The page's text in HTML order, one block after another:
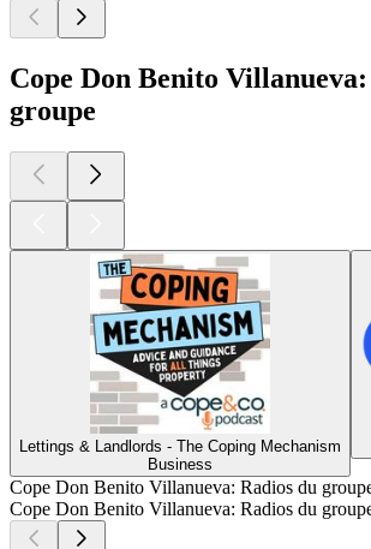
Cope Don Benito Villanueva:
groupe
Lettings & Landlords - The Coping Mechanism
Business
Cope Don Benito Villanueva: Radios du
Cope Don Benito Villanueva: Radios du